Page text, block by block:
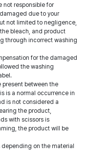
not responsible for
due to your
not limited to negligence,
bleach, and product
through incorrect washing
for the damaged
the washing
present between the
is a normal occurrence in
is not considered a
the product,
with scissors is
the product will be
depending on the material